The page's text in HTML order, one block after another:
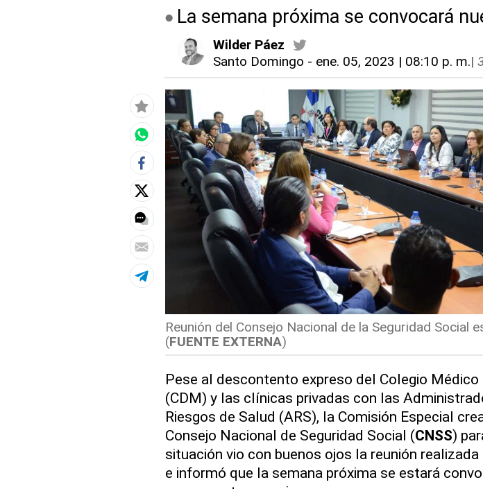
La semana próxima se convocará
Wilder Páez
Santo Domingo - ene. 05, 2023 | 08:10 p. m.|
Reunión del Consejo Nacional de la Seguridad Social
(FUENTE EXTERNA)
Pese al descontento expreso del Colegio Médico
(CDM) y las clínicas privadas con las
Riesgos de Salud (ARS), la Comisión Especial
Consejo Nacional de Seguridad Social (CNSS)
situación vio con buenos ojos la reunión realizada
e informó que la semana próxima se estará